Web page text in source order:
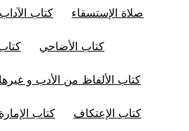
صلاة الإستسقاء كتاب الآداب
كتاب الأضاحي
كتاب الألفاظ من الأدب و غيرها
كتاب الإعتكاف كتاب الإمارة